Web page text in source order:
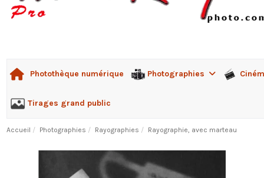
Photothèque numérique Photographies
Tirages grand public
Accueil Photographies Rayographies Rayographie, avec marteau